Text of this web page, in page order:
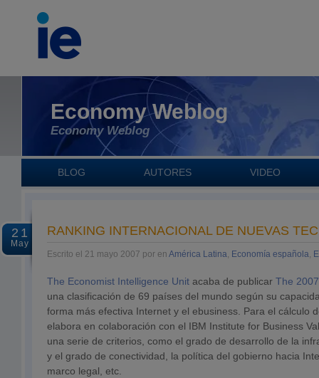
Economy Weblog
Economy Weblog
BLOG AUTORES VIDEO
21
May
RANKING INTERNACIONAL DE NUEVAS
Escrito el 21 mayo 2007 por en América Latina, Economía española,
The Economist Intelligence Unit acaba de publicar The
una clasificación de 69 países del mundo según su
forma más efectiva Internet y el ebusiness. Para el cálculo
elabora en colaboración con el IBM Institute for Business
una serie de criterios, como el grado de desarrollo de la
y el grado de conectividad, la política del gobierno hacia
marco legal, etc.